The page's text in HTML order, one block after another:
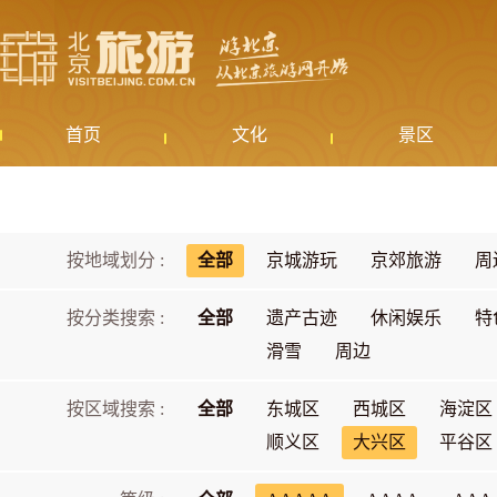
首页 文化 景区
按地域划分 : 全部 京城游玩 京郊旅游 周
按分类搜索 : 全部 遗产古迹 休闲娱乐
特
滑雪
周边
按区域搜索 : 全部 东城区 西城区
海淀区
顺义区
大兴区 平谷区